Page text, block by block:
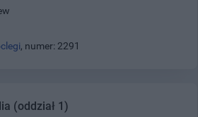
, numer: 2291
(oddział 1)